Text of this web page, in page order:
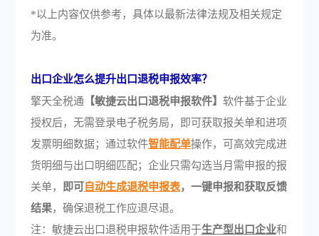
*以上内容仅供参考，具体以最新法律法规及相关规定
为准。
出口企业怎么提升出口退税申报效率？
擎天全税通 【敏捷云出口退税申报软件】 软件基于企业
授权后，无需登录电子税务局，即可获取报关单和进项
发票明细数据；通过软件智能配单操作，可高效完成进
货明细与出口明细匹配；企业只需勾选当月需申报的报
关单，
即可 自动生成退税申报表，一键申报和获取反馈
结果，确保退税工作应退尽退。
注：敏捷云出口退税申报软件适用于生产型出口企业和